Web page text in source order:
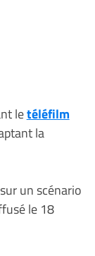
letéléfilm
la
un scénario
le 18